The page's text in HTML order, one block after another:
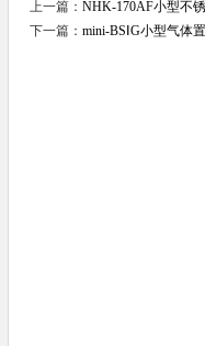
上一篇： NHK-170AF小型不
下一篇： mini-BSⅠG小型气体